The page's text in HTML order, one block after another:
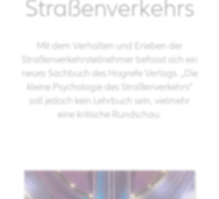
Straßenverkehrs
Mit dem Verhalten und Erleben der
Straßenverkehrsteilnehmer befasst sich ein
neues Sachbuch des Hogrefe Verlags. „Die
kleine Psychologie des Straßenverkehrs“
soll jedoch kein Lehrbuch sein, vielmehr
eine kritische Rundschau.